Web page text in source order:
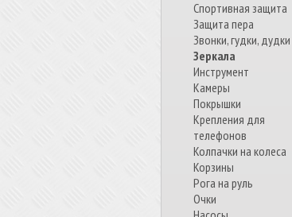
Спортивная защита
Защита пера
Звонки, гудки, дудки
Зеркала
Инструмент
Камеры
Покрышки
Крепления для
телефонов
Колпачки на колеса
Корзины
Рога на руль
Очки